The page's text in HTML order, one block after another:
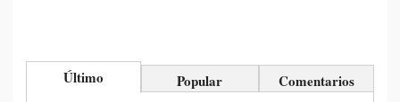
Último Popular Comentarios